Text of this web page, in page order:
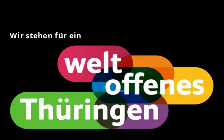
Wir stehen für ein